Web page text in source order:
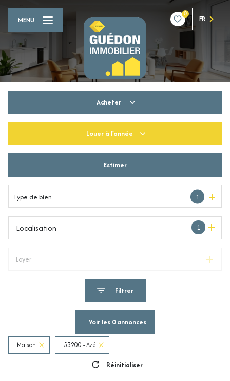
0
FR
MENU
Acheter
Du neuf
De l'immo pro
Louer à l'année
De l'immo pro
Estimer
Type de bien 1
1
Localisation
Loyer
Filtrer
Voir les 0annonces
Maison 53200 - Azé
Réinitialiser